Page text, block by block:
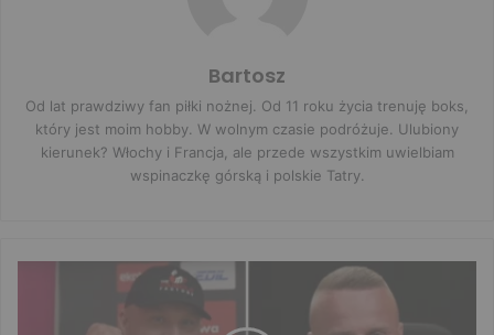
Bartosz
Od lat prawdziwy fan piłki nożnej. Od 11 roku życia trenuję boks,
który jest moim hobby. W wolnym czasie podróżuje. Ulubiony
kierunek? Włochy i Francja, ale przede wszystkim uwielbiam
wspinaczkę górską i polskie Tatry.